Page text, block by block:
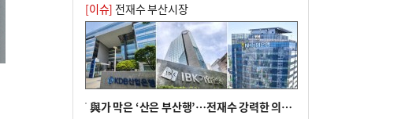
[이슈] 전재수 부산시장
與가 막은 ‘산은 부산행’…전재수 강력한 의지 표명 없인 공염불